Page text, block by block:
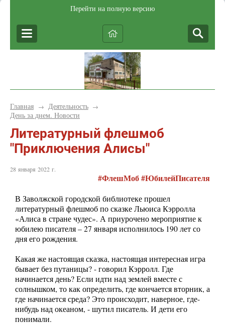
Перейти на полную версию
Главная → Деятельность →
День за днем. Новости
Литературный флешмоб
"Приключения Алисы"
28 января 2022 г.
#ФлешМоб #ЮбилейПисателя
В Заволжской городской библиотеке прошел
литературный флешмоб по сказке Льюиса Кэрролла
«Алиса в стране чудес». А приурочено мероприятие к
юбилею писателя – 27 января исполнилось 190 лет со
дня его рождения.
Какая же настоящая сказка, настоящая интересная игра
бывает без путаницы? - говорил Кэрролл. Где
начинается день? Если идти над землей вместе с
солнышком, то как определить, где кончается вторник, а
где начинается среда? Это происходит, наверное, где-
нибудь над океаном, - шутил писатель. И дети его
понимали.